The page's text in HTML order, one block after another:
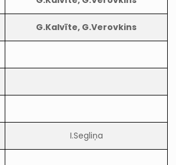
G.Kalvīte, G.Verovkins
I.Segliņa